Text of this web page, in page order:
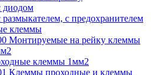
с предохранителем
клеммы
Монтируемые на рейку клеммы
клеммы 1мм2
Клеммы проходные и клеммы